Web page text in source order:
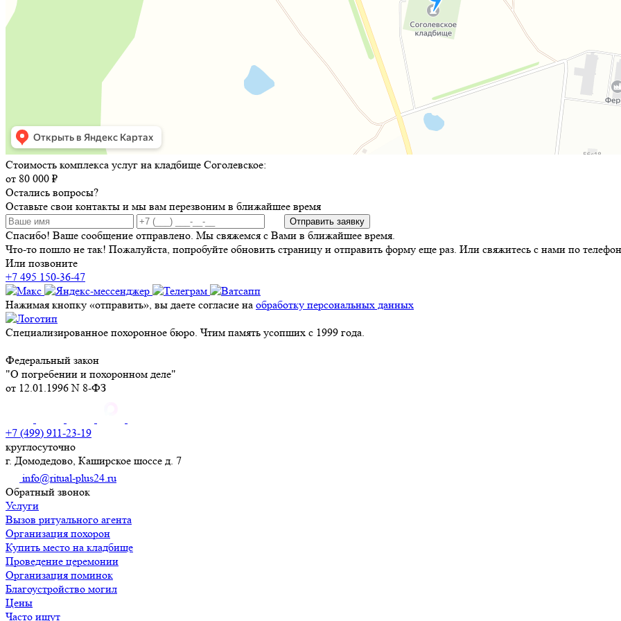
Стоимость комплекса услуг на кладбище Соголевское:
от 80 000 ₽
Остались вопросы?
Оставьте свои контакты и мы вам перезвоним в ближайшее время
Отправить заявку
Спасибо! Ваше сообщение отправлено. Мы свяжемся с Вами в ближайшее время.
Что-то пошло не так! Пожалуйста, попробуйте обновить страницу и отправить форму еще раз. Или свяжитесь с нами по
Или позвоните
+7 495 150-36-47
Нажимая кнопку «отправить», вы даете согласие на обработку персональных данных
Специализированное похоронное бюро. Чтим память усопших с 1999 года.
Федеральный закон
"О погребении и похоронном деле"
от 12.01.1996 N 8-ФЗ
+7 (499) 911-23-19
круглосуточно
г. Домодедово, Каширское шоссе д. 7
info@ritual-plus24.ru
Обратный звонок
Услуги
Вызов ритуального агента
Организация похорон
Купить место на кладбище
Проведение церемонии
Организация поминок
Благоустройство могил
Цены
Часто ищут